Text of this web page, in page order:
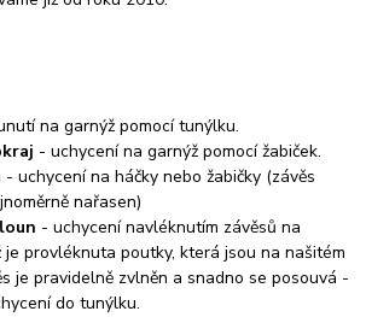
na garnýž pomocí tunýlku.
- uchycení na garnýž pomocí žabiček.
- uchycení na háčky nebo žabičky (závěs
nařasen)
- uchycení navléknutím závěsů na
je provléknuta poutky, která jsou na našitém
je pravidelně zvlněn a snadno se posouvá -
do tunýlku.